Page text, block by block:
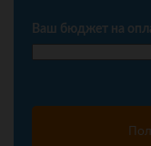
Ваш бюджет на